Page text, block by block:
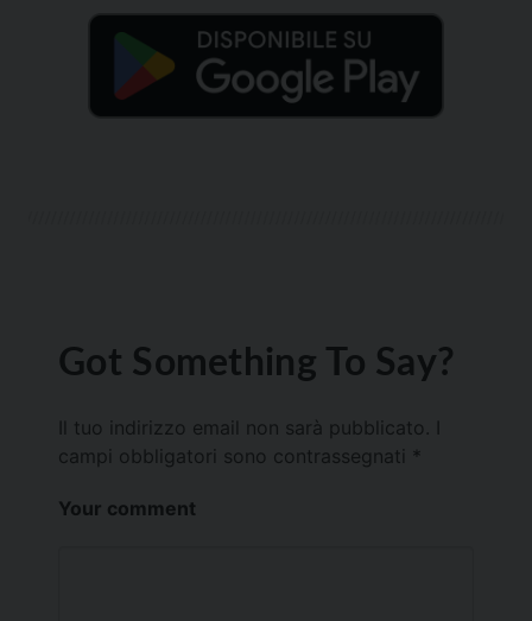
Got Something To Say?
Il tuo indirizzo email non sarà pubblicato.
campi obbligatori sono contrassegnati *
Your comment